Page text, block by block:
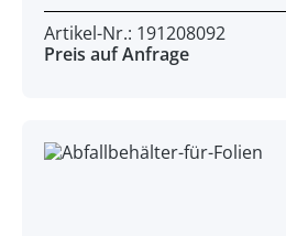
Artikel-Nr.: 191208092
Preis auf Anfrage